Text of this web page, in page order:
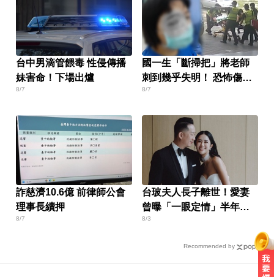
台中男滴管餵毒 性侵傳播
妹害命！下場出爐
8/7
國一生「斷掃把」將老師
刺到幾乎失明！ 恐怖傷勢
曝光
8/7
詐慈濟10.6億 前律師公會
理事長續押
8/7
台玻夫人長子離世！愛妻
曾曝「一眼定情」半年就
定終身
8/3
Recommended by